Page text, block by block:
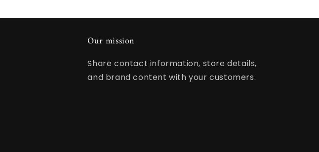
Our mission
Share contact information, store details,
and brand content with your customers.